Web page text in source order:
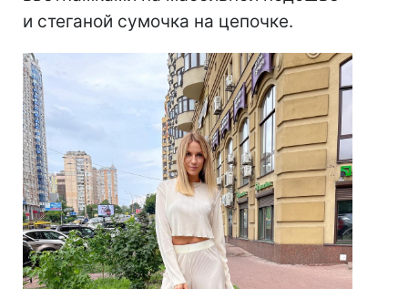
и стеганой сумочка на цепочке.